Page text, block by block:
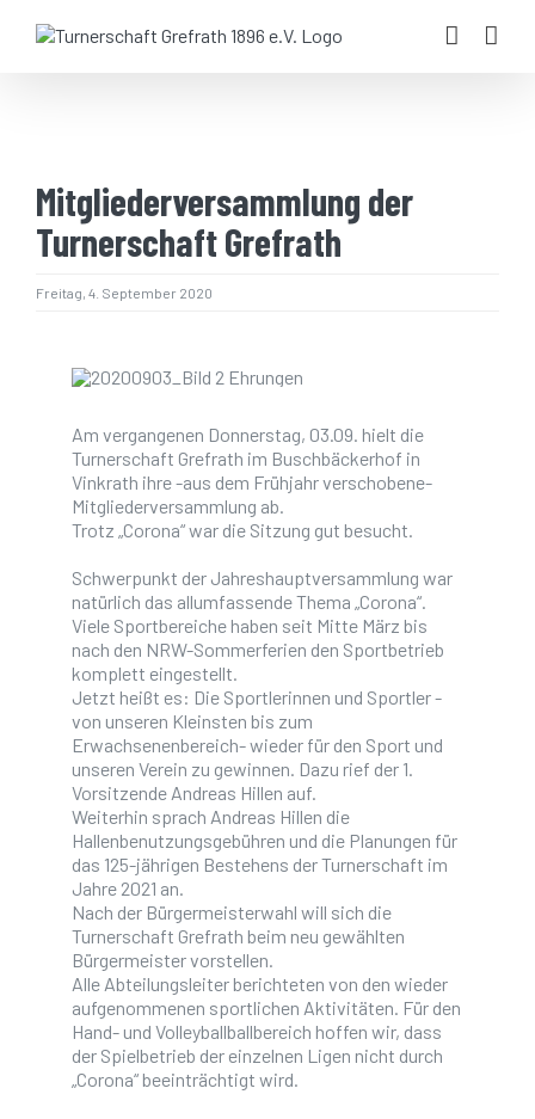
Inhalt
Mitgliederversammlung der
Turnerschaft Grefrath
Freitag, 4. September 2020
Am vergangenen Donnerstag, 03.09. hielt die
Turnerschaft Grefrath im Buschbäckerhof in
Vinkrath ihre -aus dem Frühjahr verschobene-
Mitgliederversammlung ab.
Trotz „Corona“ war die Sitzung gut besucht.
Schwerpunkt der Jahreshauptversammlung war
natürlich das allumfassende Thema „Corona“.
Viele Sportbereiche haben seit Mitte März bis
nach den NRW-Sommerferien den Sportbetrieb
komplett eingestellt.
Jetzt heißt es: Die Sportlerinnen und Sportler -
von unseren Kleinsten bis zum
Erwachsenenbereich- wieder für den Sport und
unseren Verein zu gewinnen. Dazu rief der 1.
Vorsitzende Andreas Hillen auf.
Weiterhin sprach Andreas Hillen die
Hallenbenutzungsgebühren und die Planungen für
das 125-jährigen Bestehens der Turnerschaft im
Jahre 2021 an.
Nach der Bürgermeisterwahl will sich die
Turnerschaft Grefrath beim neu gewählten
Bürgermeister vorstellen.
Alle Abteilungsleiter berichteten von den wieder
aufgenommenen sportlichen Aktivitäten. Für den
Hand- und Volleyballballbereich hoffen wir, dass
der Spielbetrieb der einzelnen Ligen nicht durch
„Corona“ beeinträchtigt wird.
TSG TREFF / SPORTHALLE
Geschäftsstelle während der Handball Saison
im TSG-Treff
Montags von 19:30 - 20:00 Uhr